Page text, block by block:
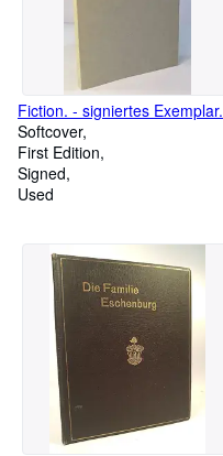
Fiction. - signiertes Exemplar.
Softcover
First Edition
Signed
Used